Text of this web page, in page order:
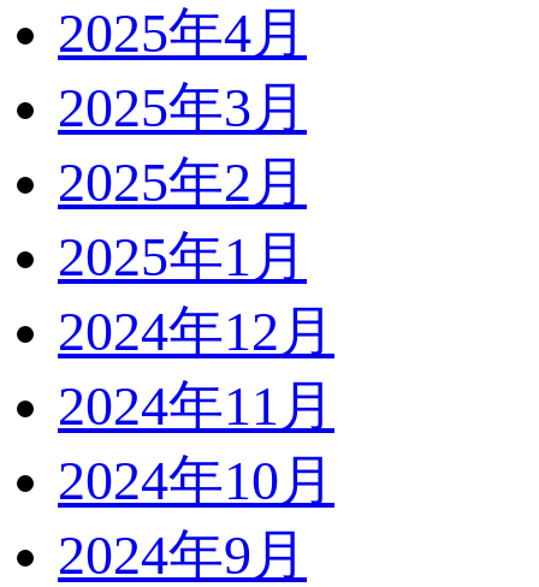
2025年4月
2025年3月
2025年2月
2025年1月
2024年12月
2024年11月
2024年10月
2024年9月